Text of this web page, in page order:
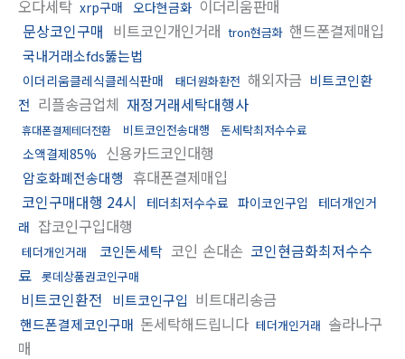
오다세탁 xrp구매 오다현금화 이더리움판매
문상코인구매 비트코인개인거래 tron현금화 핸드폰결제매입
국내거래소fds뚫는법
이더리움클레식클레식판매 태더원화환전 해외자금 비트코인환
전 리플송금업체 재정거래세탁대행사
휴대폰결제테더전환 비트코인전송대행 돈세탁최저수수료
소액결제85% 신용카드코인대행
암호화폐전송대행
휴대폰결제매입
코인구매대행 24시
테더최저수수료 파이코인구입
테더개인거
래 잡코인구입대행
테더개인거래 코인돈세탁 코인 손대손 코인현금화최저수수
료 롯데상품권코인구매
비트코인환전 비트코인구입 비트대리송금
핸드폰결제코인구매 돈세탁해드립니다 테더개인거래 솔라나구
매